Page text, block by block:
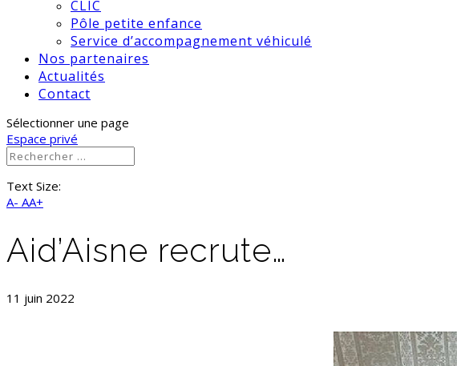
CLIC
Pôle petite enfance
Service d’accompagnement véhiculé
Nos partenaires
Actualités
Contact
Sélectionner une page
Espace privé
Text Size:
A- AA+
Aid’Aisne recrute…
11 juin 2022